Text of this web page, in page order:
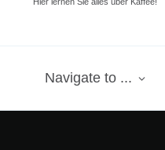
Navigate to ...